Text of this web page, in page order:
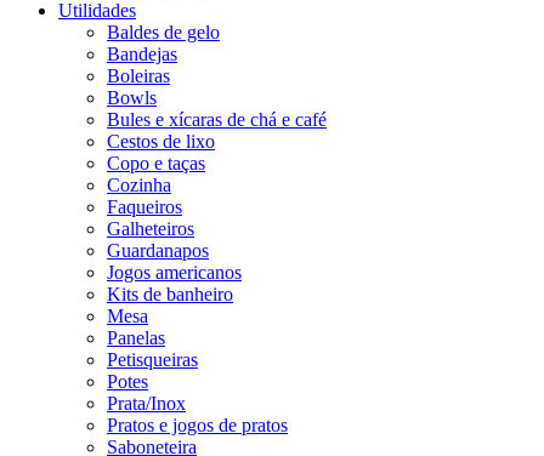
Utilidades
Baldes de gelo
Bandejas
Boleiras
Bowls
Bules e xícaras de chá e café
Cestos de lixo
Copo e taças
Cozinha
Faqueiros
Galheteiros
Guardanapos
Jogos americanos
Kits de banheiro
Mesa
Panelas
Petisqueiras
Potes
Prata/Inox
Pratos e jogos de pratos
Saboneteira